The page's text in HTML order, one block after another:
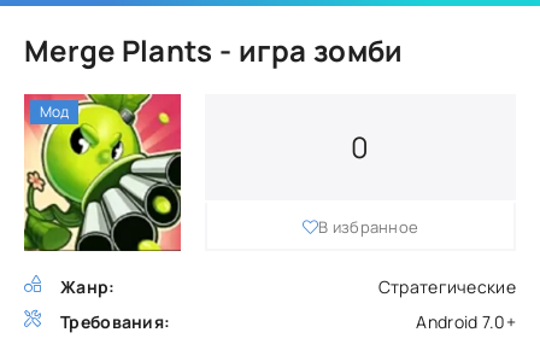
Merge Plants - игра зомби
Жанр:
Стратегические
Требования:
Android 7.0+
0
В избранное
Мод